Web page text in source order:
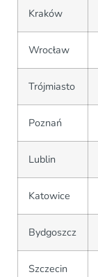
Kraków
Wrocław
Trójmiasto
Poznań
Lublin
Katowice
Bydgoszcz
Szczecin